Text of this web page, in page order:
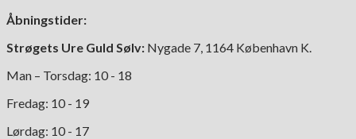
Åbningstider:
Strøgets Ure Guld Sølv: Nygade 7, 1164 København K.
Man – Torsdag: 10 - 18
Fredag: 10 - 19
Lørdag: 10 - 17